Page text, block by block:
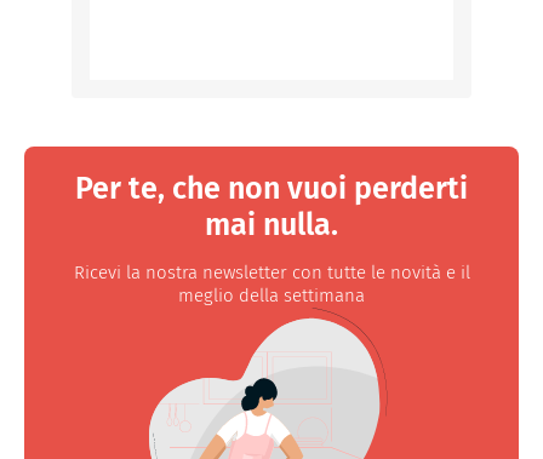
Per te, che non vuoi perderti
mai nulla.
Ricevi la nostra newsletter con tutte le novità e il
meglio della settimana